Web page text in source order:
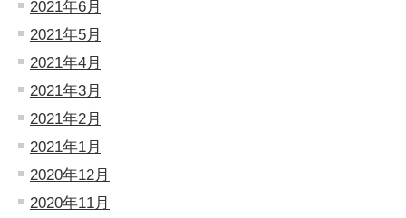
2021年6月
2021年5月
2021年4月
2021年3月
2021年2月
2021年1月
2020年12月
2020年11月